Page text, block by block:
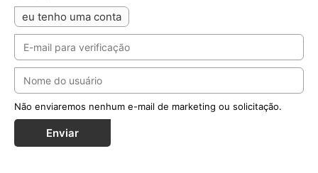
eu tenho uma conta
Não enviaremos nenhum e-mail de marketing ou solicitação.
Enviar